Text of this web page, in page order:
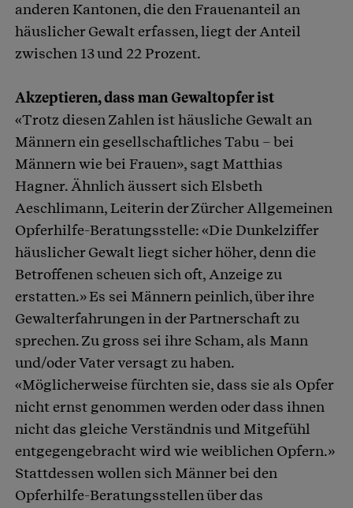
anderen Kantonen, die den Frauenanteil an
häuslicher Gewalt erfassen, liegt der Anteil
zwischen 13 und 22 Prozent.
Akzeptieren, dass man Gewaltopfer ist
«Trotz diesen Zahlen ist häusliche Gewalt an
Männern ein gesellschaftliches Tabu – bei
Männern wie bei Frauen», sagt Matthias
Hagner. Ähnlich äussert sich Elsbeth
Aeschlimann, Leiterin der Zürcher Allgemeinen
Opferhilfe-Beratungsstelle: «Die Dunkelziffer
häuslicher Gewalt liegt sicher höher, denn die
Betroffenen scheuen sich oft, Anzeige zu
erstatten.» Es sei Männern peinlich, über ihre
Gewalterfahrungen in der Partnerschaft zu
sprechen. Zu gross sei ihre Scham, als Mann
und/oder Vater versagt zu haben.
«Möglicherweise fürchten sie, dass sie als Opfer
nicht ernst genommen werden oder dass ihnen
nicht das gleiche Verständnis und Mitgefühl
entgegengebracht wird wie weiblichen Opfern.»
Stattdessen wollen sich Männer bei den
Opferhilfe-Beratungsstellen über das